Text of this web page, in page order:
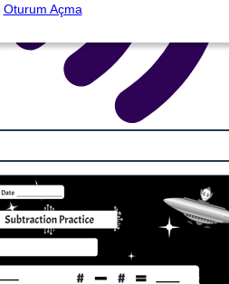
Oturum Açma